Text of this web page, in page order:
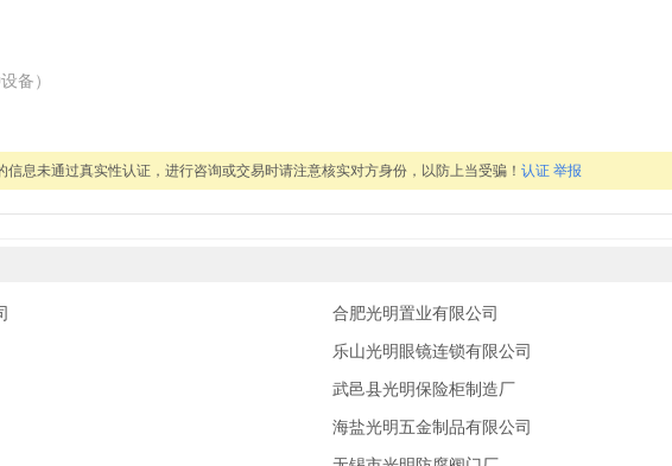
备）
息未通过真实性认证，进行咨询或交易时请注意核实对方身份，以防上当受骗！ 认证 举报
合肥光明置业有限公司
乐山光明眼镜连锁有限公司
武邑县光明保险柜制造厂
海盐光明五金制品有限公司